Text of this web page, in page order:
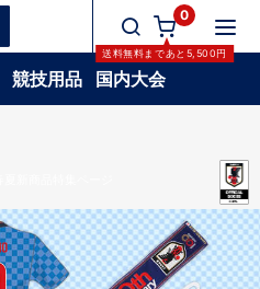
0
送料無料まであと 5,500円
競技用品 国内大会